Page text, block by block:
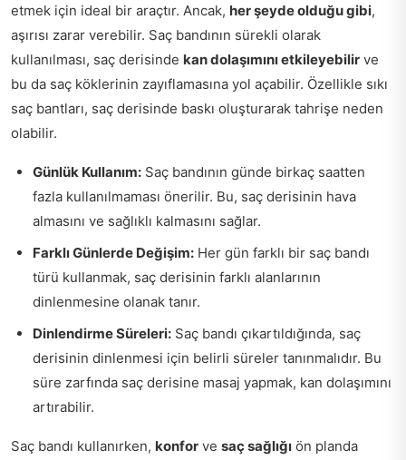
etmek için ideal bir araçtır. Ancak, her şeyde olduğu gibi,
aşırısı zarar verebilir. Saç bandının sürekli olarak
kullanılması, saç derisinde kan dolaşımını etkileyebilir ve
bu da saç köklerinin zayıflamasına yol açabilir. Özellikle sıkı
saç bantları, saç derisinde baskı oluşturarak tahrişe neden
olabilir.
Günlük Kullanım: Saç bandının günde birkaç saatten
fazla kullanılmaması önerilir. Bu, saç derisinin hava
almasını ve sağlıklı kalmasını sağlar.
Farklı Günlerde Değişim: Her gün farklı bir saç bandı
türü kullanmak, saç derisinin farklı alanlarının
dinlenmesine olanak tanır.
Dinlendirme Süreleri: Saç bandı çıkartıldığında, saç
derisinin dinlenmesi için belirli süreler tanınmalıdır. Bu
süre zarfında saç derisine masaj yapmak, kan dolaşımını
artırabilir.
Saç bandı kullanırken, konfor ve saç sağlığı ön planda